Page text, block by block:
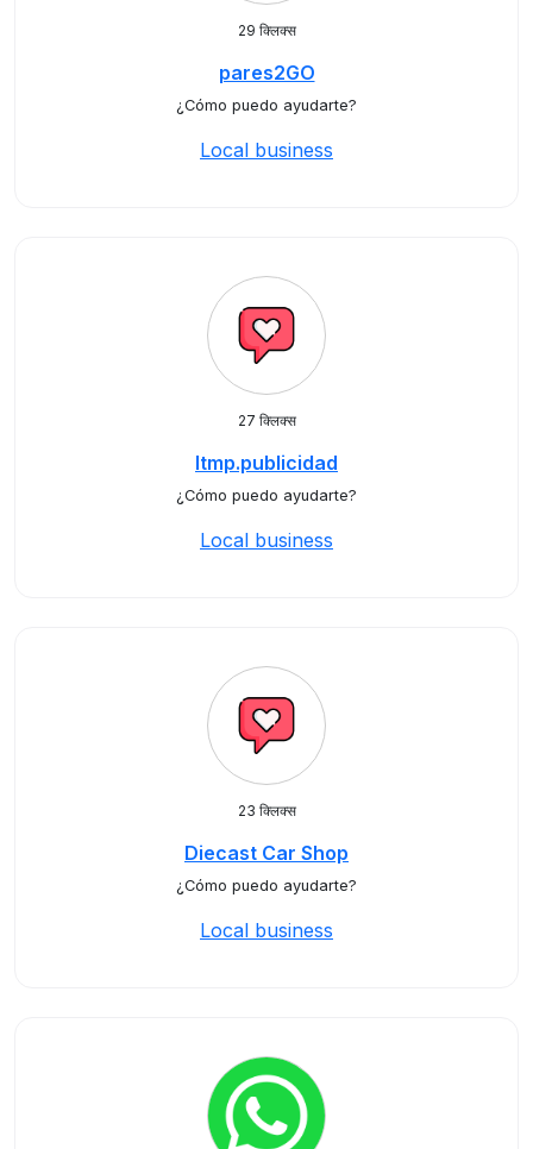
29 क्लिक्स
pares2GO
¿Cómo puedo ayudarte?
Local business
27 क्लिक्स
ltmp.publicidad
¿Cómo puedo ayudarte?
Local business
23 क्लिक्स
Diecast Car Shop
¿Cómo puedo ayudarte?
Local business